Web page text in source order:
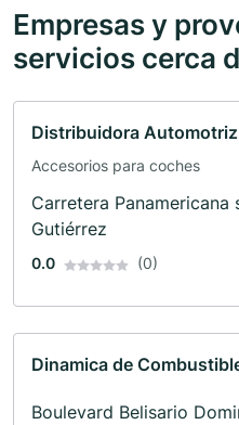
Empresas y
servicios cerca
Distribuidora
Accesorios para coches
Carretera
Gutiérrez
0.0 (0)
Dinamica de
Boulevard Belisario